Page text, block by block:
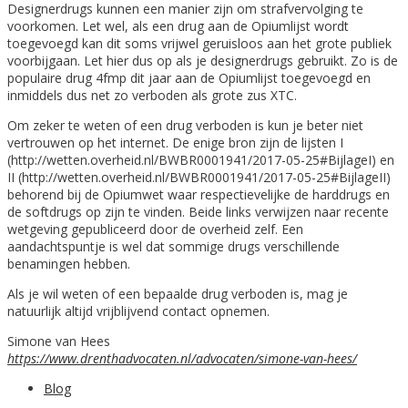
Designerdrugs kunnen een manier zijn om strafvervolging te
voorkomen. Let wel, als een drug aan de Opiumlijst wordt
toegevoegd kan dit soms vrijwel geruisloos aan het grote publiek
voorbijgaan. Let hier dus op als je designerdrugs gebruikt. Zo is de
populaire drug 4fmp dit jaar aan de Opiumlijst toegevoegd en
inmiddels dus net zo verboden als grote zus XTC.
Om zeker te weten of een drug verboden is kun je beter niet
vertrouwen op het internet. De enige bron zijn de lijsten I
(http://wetten.overheid.nl/BWBR0001941/2017-05-25#BijlageI) en
II (http://wetten.overheid.nl/BWBR0001941/2017-05-25#BijlageII)
behorend bij de Opiumwet waar respectievelijke de harddrugs en
de softdrugs op zijn te vinden. Beide links verwijzen naar recente
wetgeving gepubliceerd door de overheid zelf. Een
aandachtspuntje is wel dat sommige drugs verschillende
benamingen hebben.
Als je wil weten of een bepaalde drug verboden is, mag je
natuurlijk altijd vrijblijvend contact opnemen.
Simone van Hees
https://www.drenthadvocaten.nl/advocaten/simone-van-hees/
Blog